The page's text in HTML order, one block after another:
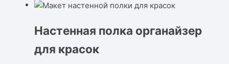
Настенная полка органайзер
для красок